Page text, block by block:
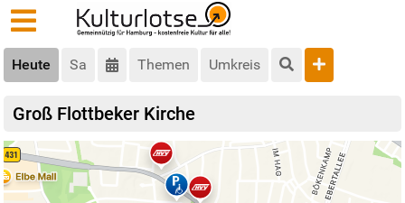
Heute Sa Themen Umkreis
Groß Flottbeker Kirche